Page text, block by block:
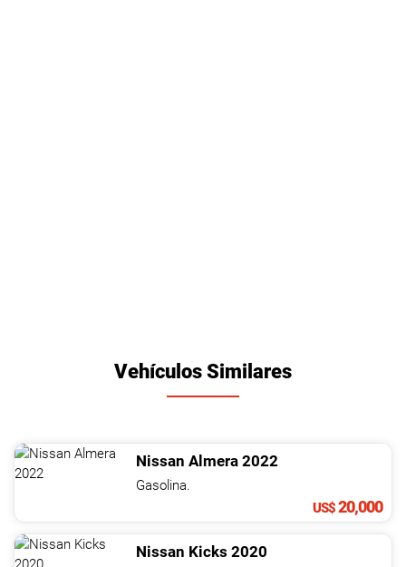
Vehículos Similares
Nissan Almera 2022
Gasolina.
US$20,000
Nissan Kicks 2020